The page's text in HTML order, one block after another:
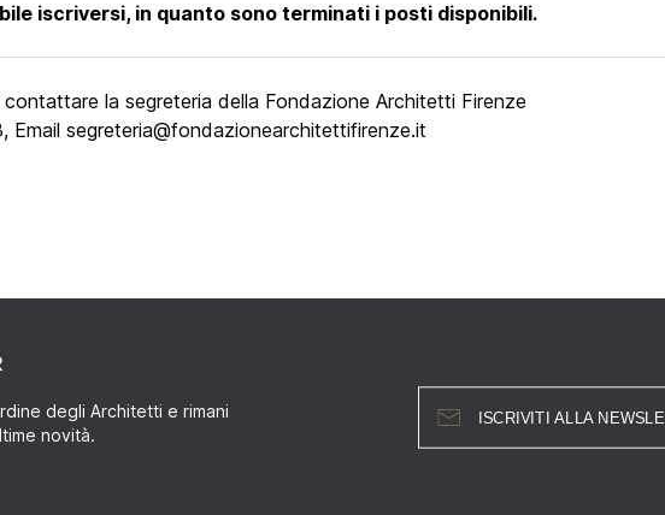
iscriversi, in quanto sono terminati i posti disponibili.
la segreteria della Fondazione Architetti Firenze
Email segreteria@fondazionearchitettifirenze.it
degli Architetti e rimani
novità.
ISCRIVITI ALLA